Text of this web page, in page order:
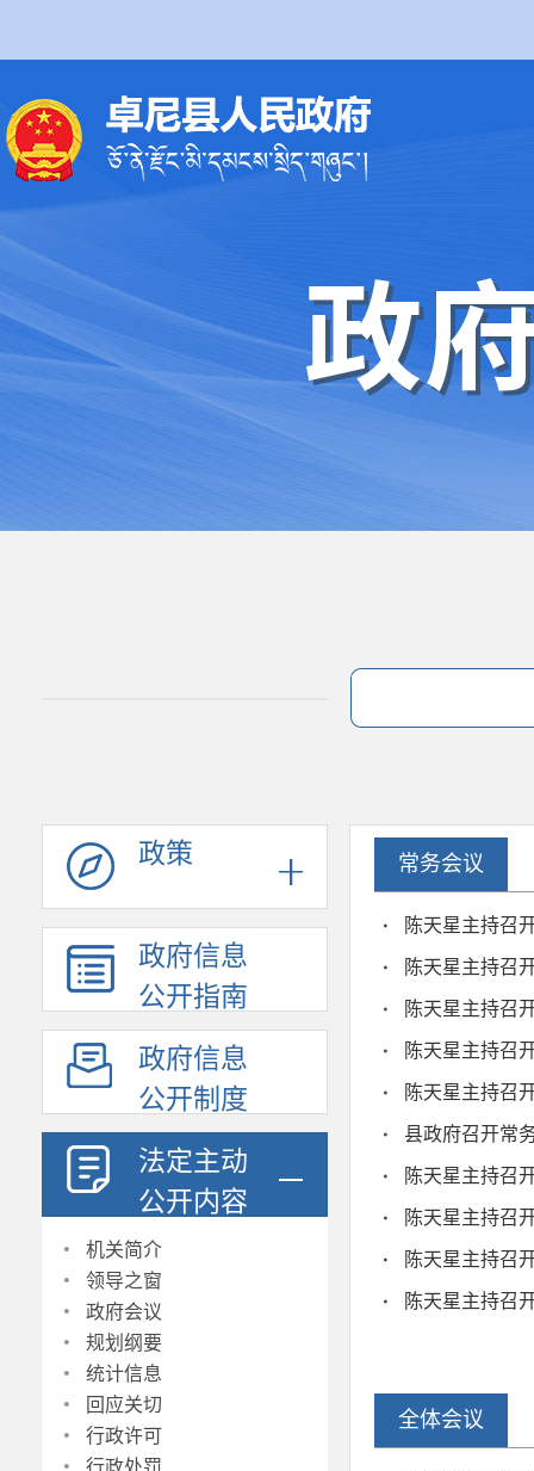
政策
政府信息
公开指南
政府信息
公开制度
法定主动
公开内容
· 机关简介
· 领导之窗
· 政府会议
· 规划纲要
· 统计信息
· 回应关切
· 行政许可
行政处罚
常务会议
陈天星主持召
陈天星主持召
陈天星主持召
陈天星主持召
陈天星主持召
县政府召开常
陈天星主持召
陈天星主持召
陈天星主持召
陈天星主持召
全体会议